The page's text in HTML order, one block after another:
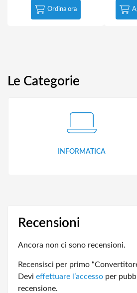
Ordina ora
Le Categorie
INFORMATICA
Recensioni
Ancora non ci sono recensioni.
Recensisci per primo
Devi effettuare l’accesso per
recensione.